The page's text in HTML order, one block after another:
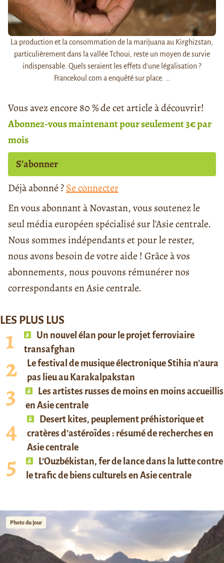
La production et la consommation de la marijuana au Kirghizstan,
particulièrement dans la vallée Tchouï, reste un moyen de survie
indispensable. Quels seraient les effets d'une légalisation ?
Francekoul.com a enquêté sur place. …
Vous avez encore 80 % de cet article à découvrir!
Abonnez-vous maintenant pour seulement 3€ par
mois
S’abonner
Déjà abonné ?Se connecter
En vous abonnant à Novastan, vous soutenez le
seul média européen spécialisé sur l'Asie centrale.
Nous sommes indépendants et pour le rester,
nous avons besoin de votre aide ! Grâce à vos
abonnements, nous pouvons rémunérer nos
correspondants en Asie centrale.
LES PLUS LUS
Un nouvel élan pour le projet ferroviaire
transafghan
Le festival de musique électronique Stihia n’aura
pas lieu au Karakalpakstan
Les artistes russes de moins en moins accueillis
en Asie centrale
Desert kites, peuplement préhistorique et
cratères d’astéroïdes : résumé de recherches en
Asie centrale
L’Ouzbékistan, fer de lance dans la lutte contre
le trafic de biens culturels en Asie centrale
Photo du jour